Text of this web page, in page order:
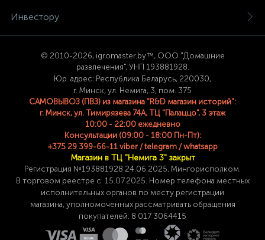
Инвестору
© 2010-2026, igromaster.by™, ООО "Домашние
развлечения", УНП 193881928.
Юр. адрес: Республика Беларусь, 220030,
г. Минск, ул. Немига, 3, пом. 375
САМОВЫВОЗ (ПВЗ) из магазина "R&D магазин историй":
г. Минск, ул. Тимирязева 74A, ТЦ "Палаццо", 3 этаж
10:00 - 22:00 ежедневно
Консультации (09:00 - 18:00 Пн-Пт):
+375 29 399-66-11 viber / telegram / whatsapp
Магазин в ТЦ "Немига 3" закрыт
Регистрация №193881928 24 .06.2025, Мингорисполком.
В торговом реестре с 15.07.2025. Номер телефона местных
исполнительных органов по месту регистрации
магазина,уполномоченных рассматривать обращения
покупателей: 8 017 3064415